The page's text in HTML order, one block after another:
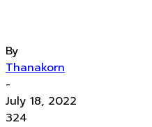
By
Thanakorn
-
July 18, 2022
324